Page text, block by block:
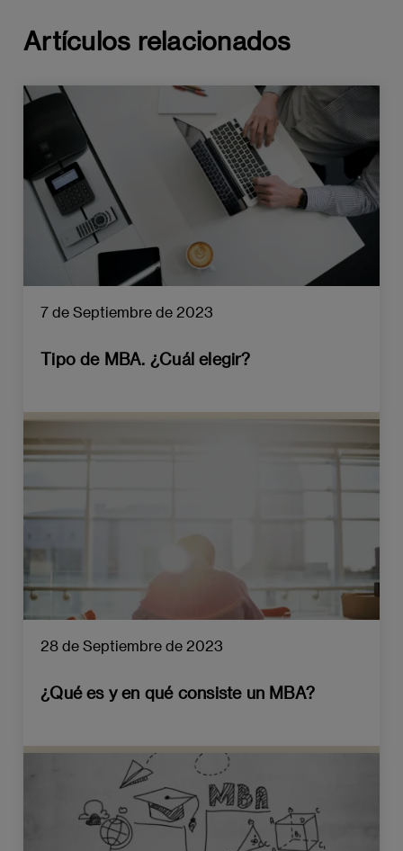
Artículos relacionados
7 de Septiembre de 2023
Tipo de MBA. ¿Cuál elegir?
28 de Septiembre de 2023
¿Qué es y en qué consiste un MBA?